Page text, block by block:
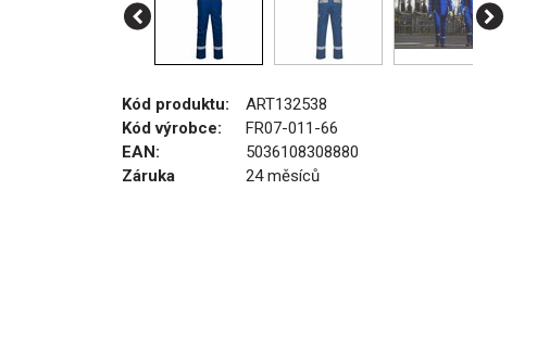
Kód produktu:
ART132538
Kód výrobce:
FR07-011-66
EAN:
5036108308880
Záruka
24 měsíců